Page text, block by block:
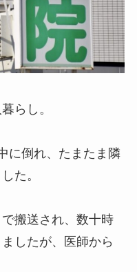
らし。
に倒れ、たまたま隣
た。
搬送され、数十時
したが、医師から